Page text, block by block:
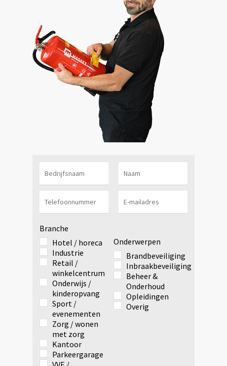
Branche
Hotel / horeca
Industrie
Retail /
winkelcentrum
Onderwijs /
kinderopvang
Sport /
evenementen
Zorg / wonen
met zorg
Kantoor
Parkeergarage
Onderwerpen
Brandbeveiliging
Inbraakbeveiliging
Beheer &
Onderhoud
Opleidingen
Overig